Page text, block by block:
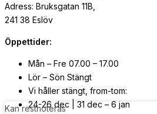
Adress: Bruksgatan 11B,
241 38 Eslöv
Öppettider:
Mån – Fre 07.00 – 17.00
Lör – Sön Stängt
Vi håller stängt, from-tom:
24-26 dec | 31 dec – 6 jan
Kan restnoteras